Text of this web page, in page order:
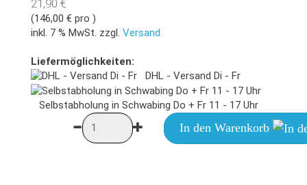
21,90 €
(146,00 € pro )
inkl. 7 % MwSt. zzgl. Versand
Liefermöglichkeiten:
DHL - Versand Di - Fr
Selbstabholung in Schwabing Do + Fr 11 - 17 Uhr
In den Warenkorb